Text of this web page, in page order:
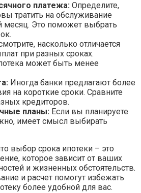
платежа: Определите,
тратить на обслуживание
месяц. Это поможет выбрать
насколько отличается
при разных сроках.
может быть менее
Иногда банки предлагают более
на короткие сроки. Сравните
кредиторов.
планы: Если вы планируете
имеет смысл выбирать
выбор срока ипотеки – это
которое зависит от ваших
и жизненных обстоятельств.
и расчет помогут избежать
более удобной для вас.